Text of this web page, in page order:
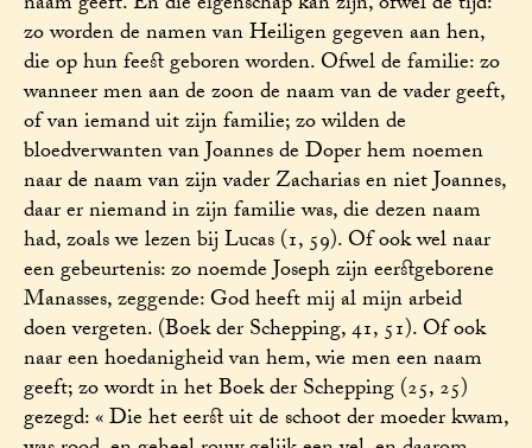
zo worden de namen van Heiligen gegeven aan hen,
die op hun feest geboren worden. Ofwel de familie: zo
wanneer men aan de zoon de naam van de vader geeft,
of van iemand uit zijn familie; zo wilden de
bloedverwanten van Joannes de Doper hem noemen
naar de naam van zijn vader Zacharias en niet Joannes,
daar er niemand in zijn familie was, die dezen naam
had, zoals we lezen bij Lucas (1, 59). Of ook wel naar
een gebeurtenis: zo noemde Joseph zijn eerstgeborene
Manasses, zeggende: God heeft mij al mijn arbeid
doen vergeten. (Boek der Schepping, 41, 51). Of ook
naar een hoedanigheid van hem, wie men een naam
geeft; zo wordt in het Boek der Schepping (25, 25)
gezegd: « Die het eerst uit de schoot der moeder kwam,